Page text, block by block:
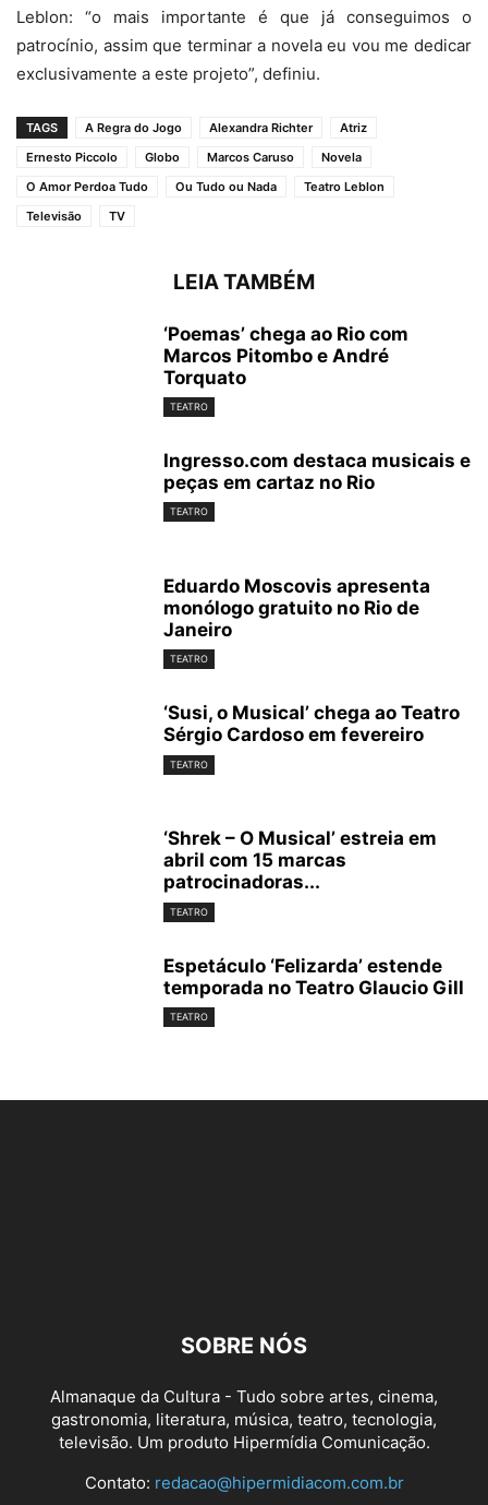
Leblon: “o mais importante é que já conseguimos o
patrocínio, assim que terminar a novela eu vou me dedicar
exclusivamente a este projeto”, definiu.
TAGS A Regra do Jogo Alexandra Richter
Atriz
Ernesto Piccolo
Globo Marcos Caruso
Novela
O Amor Perdoa Tudo
Ou Tudo ou Nada
Teatro Leblon
Televisão
TV
LEIA TAMBÉM
‘Poemas’ chega ao Rio com
Marcos Pitombo e André
Torquato
TEATRO
Ingresso.com destaca musicais e
peças em cartaz no Rio
TEATRO
Eduardo Moscovis apresenta
monólogo gratuito no Rio de
Janeiro
TEATRO
‘Susi, o Musical’ chega ao Teatro
Sérgio Cardoso em fevereiro
TEATRO
‘Shrek – O Musical’ estreia em
abril com 15 marcas
patrocinadoras...
TEATRO
Espetáculo ‘Felizarda’ estende
temporada no Teatro Glaucio Gill
TEATRO
SOBRE NÓS
Almanaque da Cultura - Tudo sobre artes, cinema,
gastronomia, literatura, música, teatro, tecnologia,
televisão. Um produto Hipermídia Comunicação.
Contato: redacao@hipermidiacom.com.br